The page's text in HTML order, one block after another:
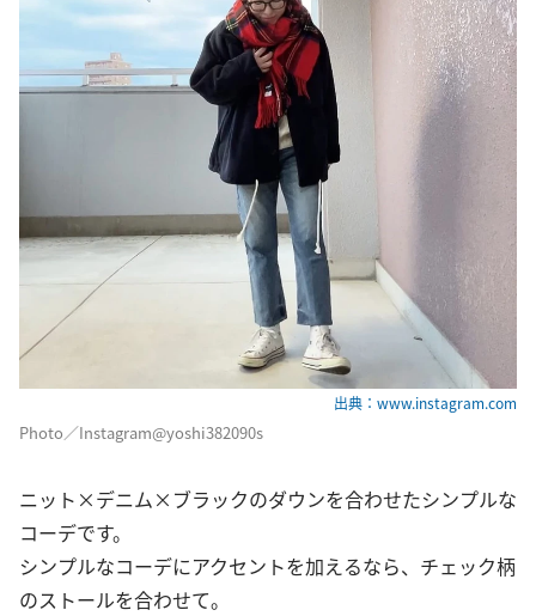
出典：www.instagram.com
Photo／Instagram@yoshi382090s
ニット×デニム×ブラックのダウンを合わせたシンプルな
コーデです。
シンプルなコーデにアクセントを加えるなら、チェック柄
のストールを合わせて。